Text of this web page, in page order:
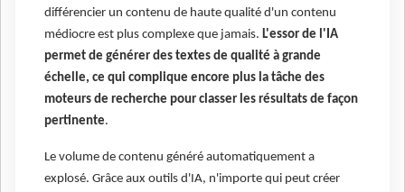
différencier un contenu de haute qualité d'un contenu
médiocre est plus complexe que jamais. L'essor de l'IA
permet de générer des textes de qualité à grande
échelle, ce qui complique encore plus la tâche des
moteurs de recherche pour classer les résultats de façon
pertinente.
Le volume de contenu généré automatiquement a
explosé. Grâce aux outils d'IA, n'importe qui peut créer